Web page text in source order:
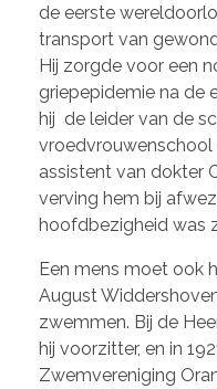
de eerste
transport van
Hij zorgde voor een
griepepidemie na de
hij de leider van de
vroedvrouwenschool
assistent van dokter
verving hem bij
hoofdbezigheid was
Een mens moet ook
August
zwemmen. Bij de
hij voorzitter, en in
Zwemvereniging